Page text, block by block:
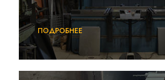
ПОДРОБНЕЕ